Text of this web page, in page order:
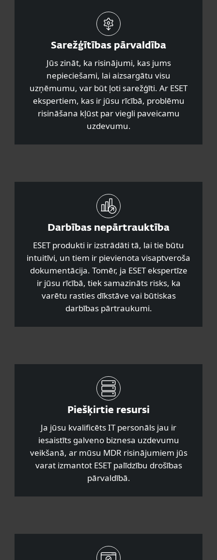
Sarežģītības pārvaldība
Jūs zināt, ka risinājumi, kas jums
nepieciešami, lai aizsargātu visu
uzņēmumu, var būt ļoti sarežģīti. Ar ESET
ekspertiem, kas ir jūsu rīcībā, problēmu
risināšana kļūst par viegli paveicamu
uzdevumu.
Darbības nepārtrauktība
ESET produkti ir izstrādāti tā, lai tie būtu
intuitīvi, un tiem ir pievienota visaptveroša
dokumentācija. Tomēr, ja ESET ekspertīze
ir jūsu rīcībā, tiek samazināts risks, ka
varētu rasties dīkstāve vai būtiskas
darbības pārtraukumi.
Piešķirtie resursi
Ja jūsu kvalificēts IT personāls jau ir
iesaistīts galveno biznesa uzdevumu
veikšanā, ar mūsu MDR risinājumiem jūs
varat izmantot ESET palīdzību drošības
pārvaldībā.